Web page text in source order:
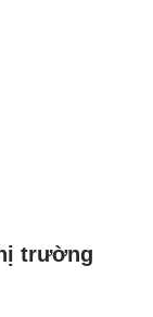
trường